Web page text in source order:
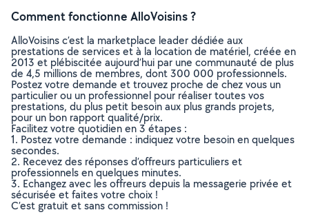
Comment fonctionne AlloVoisins ?
AlloVoisins c’est la marketplace leader dédiée aux
prestations de services et à la location de matériel, créée en
2013 et plébiscitée aujourd’hui par une communauté de plus
de 4,5 millions de membres, dont 300 000 professionnels.
Postez votre demande et trouvez proche de chez vous un
particulier ou un professionnel pour réaliser toutes vos
prestations, du plus petit besoin aux plus grands projets,
pour un bon rapport qualité/prix.
Facilitez votre quotidien en 3 étapes :
1. Postez votre demande : indiquez votre besoin en quelques
secondes.
2. Recevez des réponses d’offreurs particuliers et
professionnels en quelques minutes.
3. Echangez avec les offreurs depuis la messagerie privée et
sécurisée et faites votre choix !
C’est gratuit et sans commission !